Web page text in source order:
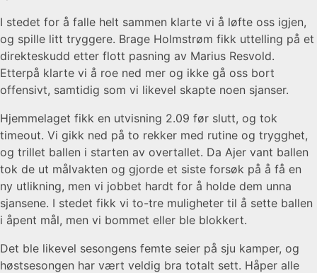
I stedet for å falle helt sammen klarte vi å løfte oss igjen,
og spille litt tryggere. Brage Holmstrøm fikk uttelling på et
direkteskudd etter flott pasning av Marius Resvold.
Etterpå klarte vi å roe ned mer og ikke gå oss bort
offensivt, samtidig som vi likevel skapte noen sjanser.
Hjemmelaget fikk en utvisning 2.09 før slutt, og tok
timeout. Vi gikk ned på to rekker med rutine og trygghet,
og trillet ballen i starten av overtallet. Da Ajer vant ballen
tok de ut målvakten og gjorde et siste forsøk på å få en
ny utlikning, men vi jobbet hardt for å holde dem unna
sjansene. I stedet fikk vi to-tre muligheter til å sette ballen
i åpent mål, men vi bommet eller ble blokkert.
Det ble likevel sesongens femte seier på sju kamper, og
høstsesongen har vært veldig bra totalt sett. Håper alle